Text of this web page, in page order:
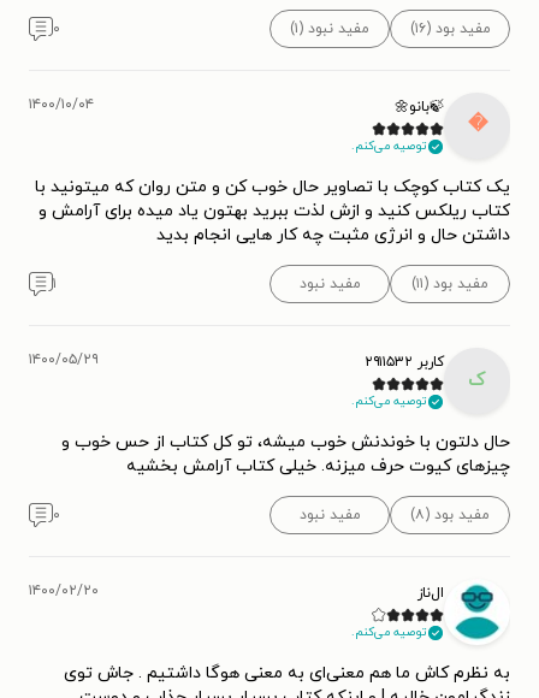
مفید بود (۱۶) مفید نبود (۱) ۰

🍃بانو🌼
توصیه می‌کنم.
۱۴۰۰/۱۰/۰۴
یک کتاب کوچک با تصاویر حال خوب کن و متن روان که میتونید با
کتاب ریلکس کنید و ازش لذت ببرید بهتون یاد میده برای آرامش و
داشتن حال و انرژی مثبت چه کار هایی انجام بدید
مفید بود (۱۱) مفید نبود ۱
ک
کاربر ۲۹۱۱۵۳۲
توصیه می‌کنم.
۱۴۰۰/۰۵/۲۹
حال دلتون با خوندنش خوب میشه، تو کل کتاب از حس خوب و
چیزهای کیوت حرف میزنه. خیلی کتاب آرامش بخشیه
مفید بود (۸) مفید نبود ۰
ال‌ناز
توصیه می‌کنم.
۱۴۰۰/۰۲/۲۰
به نظرم کاش ما هم معنی‌ای به معنی هوگا داشتیم . جاش توی